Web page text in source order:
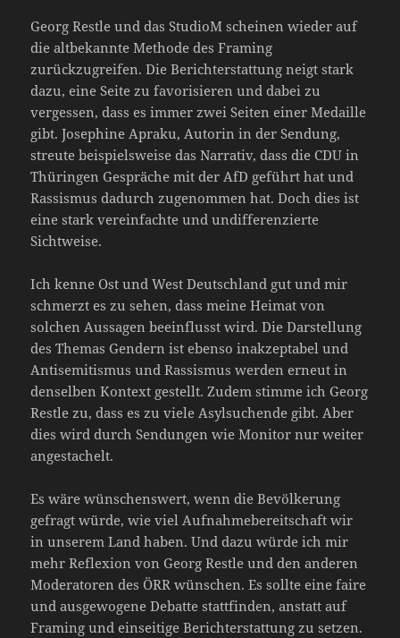
Georg Restle und das StudioM scheinen wieder auf
die altbekannte Methode des Framing
zurückzugreifen. Die Berichterstattung neigt stark
dazu, eine Seite zu favorisieren und dabei zu
vergessen, dass es immer zwei Seiten einer Medaille
gibt. Josephine Apraku, Autorin in der Sendung,
streute beispielsweise das Narrativ, dass die CDU in
Thüringen Gespräche mit der AfD geführt hat und
Rassismus dadurch zugenommen hat. Doch dies ist
eine stark vereinfachte und undifferenzierte
Sichtweise.
Ich kenne Ost und West Deutschland gut und mir
schmerzt es zu sehen, dass meine Heimat von
solchen Aussagen beeinflusst wird. Die Darstellung
des Themas Gendern ist ebenso inakzeptabel und
Antisemitismus und Rassismus werden erneut in
denselben Kontext gestellt. Zudem stimme ich Georg
Restle zu, dass es zu viele Asylsuchende gibt. Aber
dies wird durch Sendungen wie Monitor nur weiter
angestachelt.
Es wäre wünschenswert, wenn die Bevölkerung
gefragt würde, wie viel Aufnahmebereitschaft wir
in unserem Land haben. Und dazu würde ich mir
mehr Reflexion von Georg Restle und den anderen
Moderatoren des ÖRR wünschen. Es sollte eine faire
und ausgewogene Debatte stattfinden, anstatt auf
Framing und einseitige Berichterstattung zu setzen.